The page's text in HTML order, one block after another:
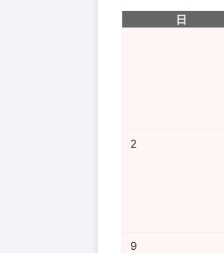
日
2
9